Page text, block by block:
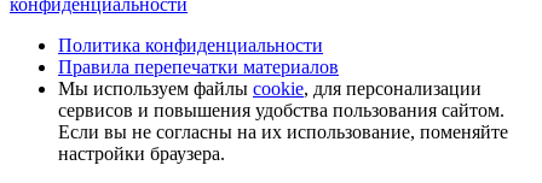
конфиденциальности
Политика конфиденциальности
Правила перепечатки материалов
Мы используем файлы cookie, для персонализации
сервисов и повышения удобства пользования сайтом.
Если вы не согласны на их использование, поменяйте
настройки браузера.